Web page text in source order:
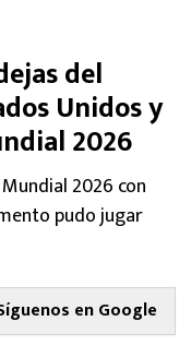
del
Unidos y
2026
2026 con
pudo jugar
en Google